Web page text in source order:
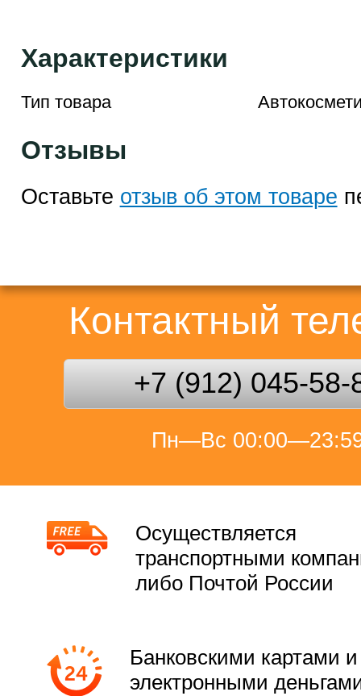
Характеристики
Тип товара
Отзывы
Оставьте отзыв об этом товаре
Контактный
+7 (912) 045-58-
Пн—Вс
Осуществляется
транспортными
либо Почтой России
Банковскими картами и
электронными